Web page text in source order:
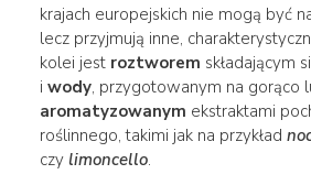
krajach europejskich nie mogą być
lecz przyjmują inne,
kolei jest roztworem składającym
i wody, przygotowanym na gorąco
aromatyzowanym ekstraktami
roślinnego, takimi jak na przykład
czy limoncello.